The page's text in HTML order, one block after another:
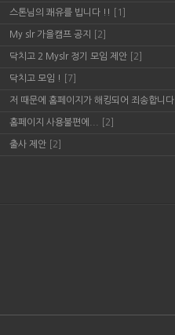
스톤님의 쾌유를 빕니다 !! [1]
My slr 가을캠프 공지 [2]
닥치고 2 Myslr 정기 모임 제안 [2]
닥치고 모임 ! [7]
저 때문에 홈페이지가 해킹되어 죄송합니다.
홈페이지 사용불편에... [2]
출사 제안 [2]